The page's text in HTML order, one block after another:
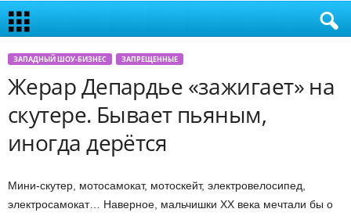
ЗАПАДНЫЙ ШОУ-БИЗНЕС ЗАПРЕЩЕННЫЕ
Жерар Депардье «зажигает» на
скутере. Бывает пьяным,
иногда дерётся
Мини-скутер, мотосамокат, мотоскейт, электровелосипед,
электросамокат… Наверное, мальчишки ХХ века мечтали бы о